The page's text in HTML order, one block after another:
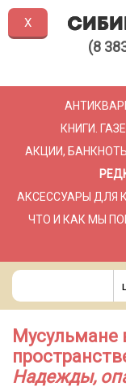
(8
КНИГИ.
АКЦИИ, БАНКНОТЫ
АКСЕССУАРЫ ДЛЯ
ЧТО И КАК МЫ
Мусульмане
Надежды,
X